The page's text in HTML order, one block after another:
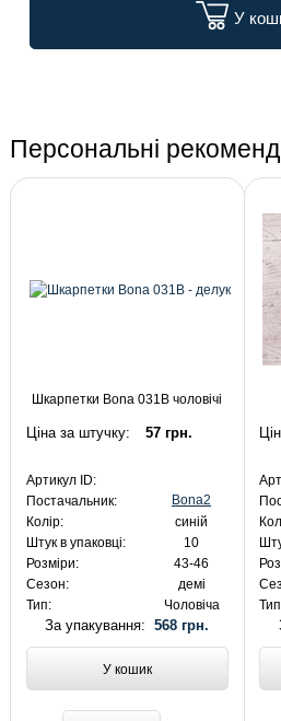
У
Персональні
Шкарпетки Bona 031B чоловічі
Ціна за штучку: 57 грн.
Артикул ID:
Постачальник:
Bona2
Колір:
синій
Штук в упаковці:
10
Розміри:
43-46
Сезон:
демі
Тип:
Чоловіча
За упакування:568 грн.
У кошик